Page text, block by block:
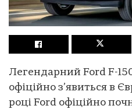
Легендарний Ford F-
офіційно з’явиться в
році Ford офіційно